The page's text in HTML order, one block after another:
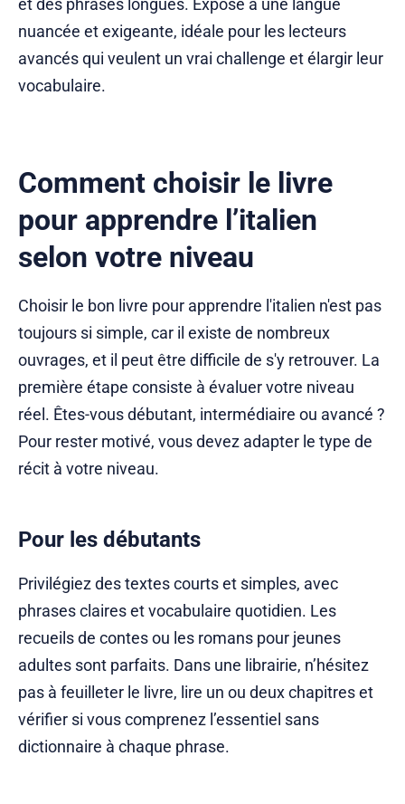
et des phrases longues. Expose à une langue
nuancée et exigeante, idéale pour les lecteurs
avancés qui veulent un vrai challenge et élargir leur
vocabulaire.
Comment choisir le livre
pour apprendre l’italien
selon votre niveau
Choisir le bon livre pour apprendre l'italien n'est pas
toujours si simple, car il existe de nombreux
ouvrages, et il peut être difficile de s'y retrouver. La
première étape consiste à évaluer votre niveau
réel. Êtes-vous débutant, intermédiaire ou avancé ?
Pour rester motivé, vous devez adapter le type de
récit à votre niveau.
Pour les débutants
Privilégiez des textes courts et simples, avec
phrases claires et vocabulaire quotidien. Les
recueils de contes ou les romans pour jeunes
adultes sont parfaits. Dans une librairie, n’hésitez
pas à feuilleter le livre, lire un ou deux chapitres et
vérifier si vous comprenez l’essentiel sans
dictionnaire à chaque phrase.